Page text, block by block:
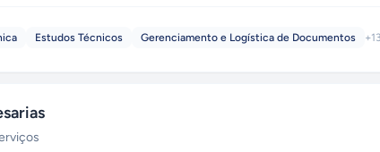
Estudos Técnicos Gerenciamento e Logística de Documentos +13